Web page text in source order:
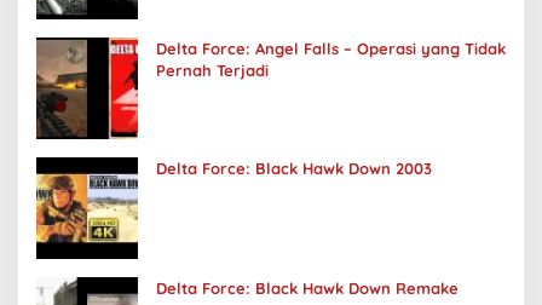
Delta Force: Angel Falls – Operasi yang Tidak
Pernah Terjadi
Delta Force: Black Hawk Down 2003
Delta Force: Black Hawk Down Remake